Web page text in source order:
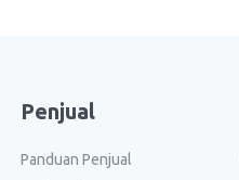
Penjual
Panduan Penjual